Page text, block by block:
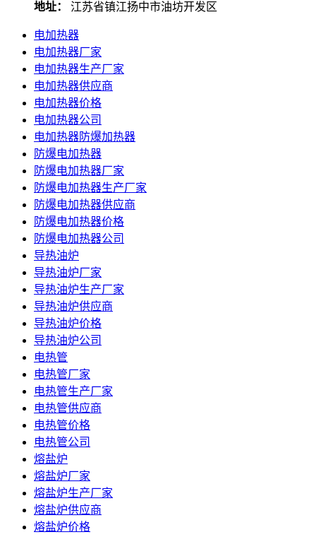
地址：
江苏省镇江扬中市油坊开发区
电加热器
电加热器厂家
电加热器生产厂家
电加热器供应商
电加热器价格
电加热器公司
电加热器防爆加热器
防爆电加热器
防爆电加热器厂家
防爆电加热器生产厂家
防爆电加热器供应商
防爆电加热器价格
防爆电加热器公司
导热油炉
导热油炉厂家
导热油炉生产厂家
导热油炉供应商
导热油炉价格
导热油炉公司
电热管
电热管厂家
电热管生产厂家
电热管供应商
电热管价格
电热管公司
熔盐炉
熔盐炉厂家
熔盐炉生产厂家
熔盐炉供应商
熔盐炉价格